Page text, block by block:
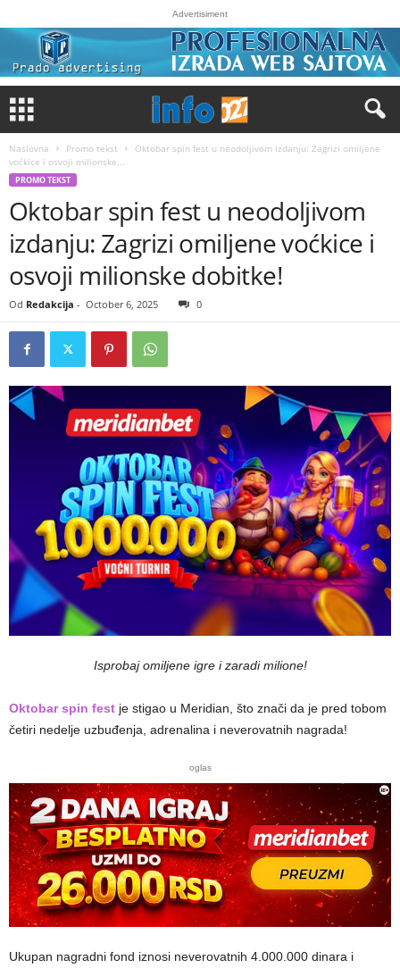
Advertisiment
Naslovna Promo tekst
Oktobar spin fest u neodoljivom izdanju: Zagrizi omiljene
voćkice i osvoji milionske...
PROMO TEKST
Oktobar spin fest u neodoljivom
izdanju: Zagrizi omiljene voćkice i
osvoji milionske dobitke!
Od Redakcija - October 6, 2025 0
Isprobaj omiljene igre i zaradi milione!
Oktobar spin fest je stigao u Meridian, što znači da je pred tobom
četiri nedelje uzbuđenja, adrenalina i neverovatnih nagrada!
oglas
Ukupan nagradni fond iznosi neverovatnih 4.000.000 dinara i